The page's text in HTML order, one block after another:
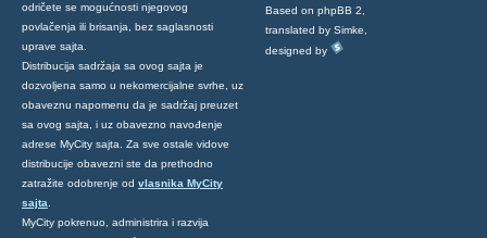
odričete se mogućnosti njegovog
povlačenja ili brisanja, bez saglasnosti
uprave sajta.
Distribucija sadržaja sa ovog sajta je
dozvoljena samo u nekomercijalne svrhe, uz
obaveznu napomenu da je sadržaj preuzet
sa ovog sajta, i uz obavezno navođenje
adrese MyCity sajta. Za sve ostale vidove
distribucije obavezni ste da prethodno
zatražite odobrenje od vlasnika MyCity
sajta
MyCity pokrenuo, administrira i razvija
Based on phpBB 2,
translated by Simke,
designed by